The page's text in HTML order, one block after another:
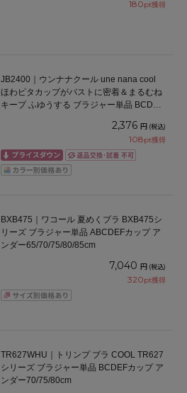
180pt獲得
JB2400｜ウンナナクール une nana cool
ほわピタカップがバストに密着＆まるむね
キープ ふゆうする ブラジャー単品 BCDEF
2,376 円 (税込)
108pt獲得
BXB475｜ワコール 夏めくブラ BXB475シ
リーズ ブラジャー単品 ABCDEFカップ ア
ンダー65/70/75/80/85cm
7,040 円 (税込)
320pt獲得
TR627WHU｜トリンプ ブラ COOL TR627
シリーズ ブラジャー単品 BCDEFカップ ア
ンダー70/75/80cm